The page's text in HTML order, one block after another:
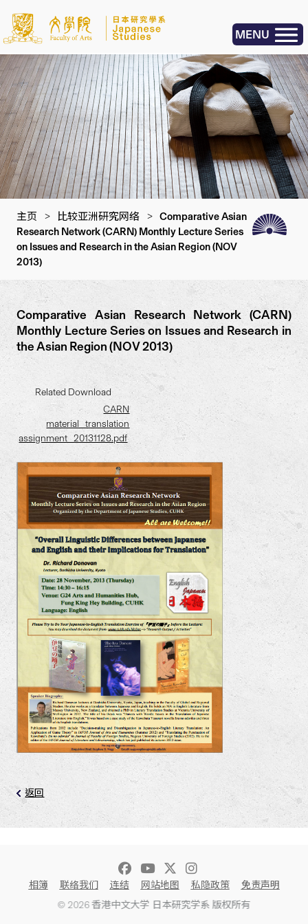
MENU
主页 > 比较亚洲研究网络 > Comparative Asian
Research Network (CARN) Monthly Lecture Series
on Issues and Research in the Asian Region (NOV
2013)
Comparative Asian Research Network (CARN)
Monthly Lecture Series on Issues and Research in
the Asian Region (NOV 2013)
Related Download
CARN
material_translation
assignment_20131128.pdf
返回
相簿 联络我们 连结 网站地图 私隐政策
免责声明
© 2026 香港中文大学 日本研究学系 版权所有